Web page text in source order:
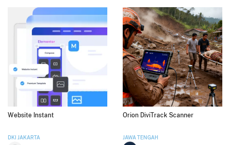
Website Instant
DKI JAKARTA
Orion DiviTrack Scanner
JAWA TENGAH